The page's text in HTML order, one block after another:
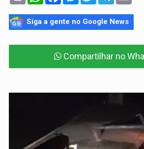
Siga a gente no Google News
Compartilhar no